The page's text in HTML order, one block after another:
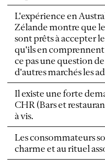
L'expérience en
Zélande montre que
sont prêts à accepter
qu'ils en comprennent
ce pas une question
d'autres marchés les
Il existe une forte
CHR (Bars et
à vis.
Les consommateurs
charme et au rituel